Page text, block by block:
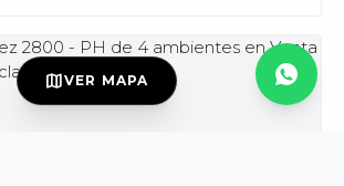
mapVER MAPA